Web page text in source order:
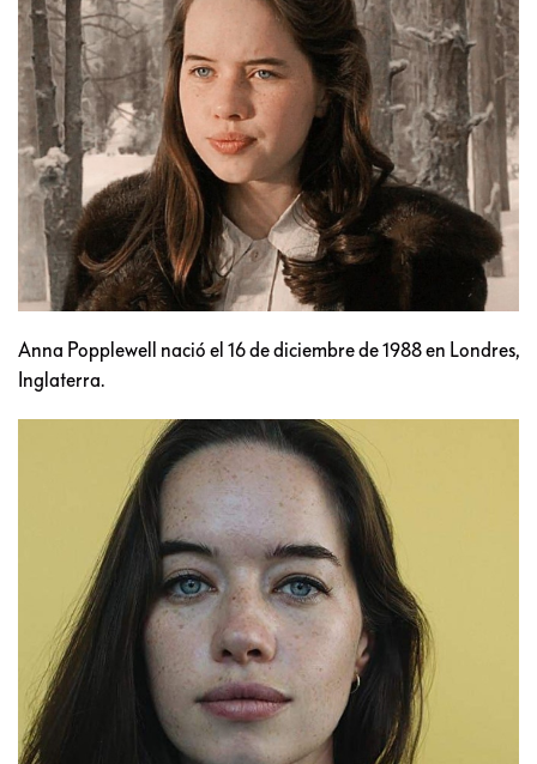
Anna Popplewell nació el 16 de diciembre de 1988 en Londres,
Inglaterra.